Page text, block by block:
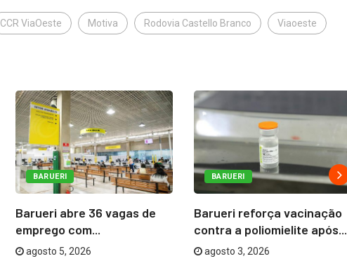
CCR ViaOeste Motiva Rodovia Castello Branco Viaoeste
BARUERI
Barueri abre 36 vagas de
emprego com...
agosto 5, 2026
BARUERI
Barueri reforça vacinação
contra a poliomielite após...
agosto 3, 2026